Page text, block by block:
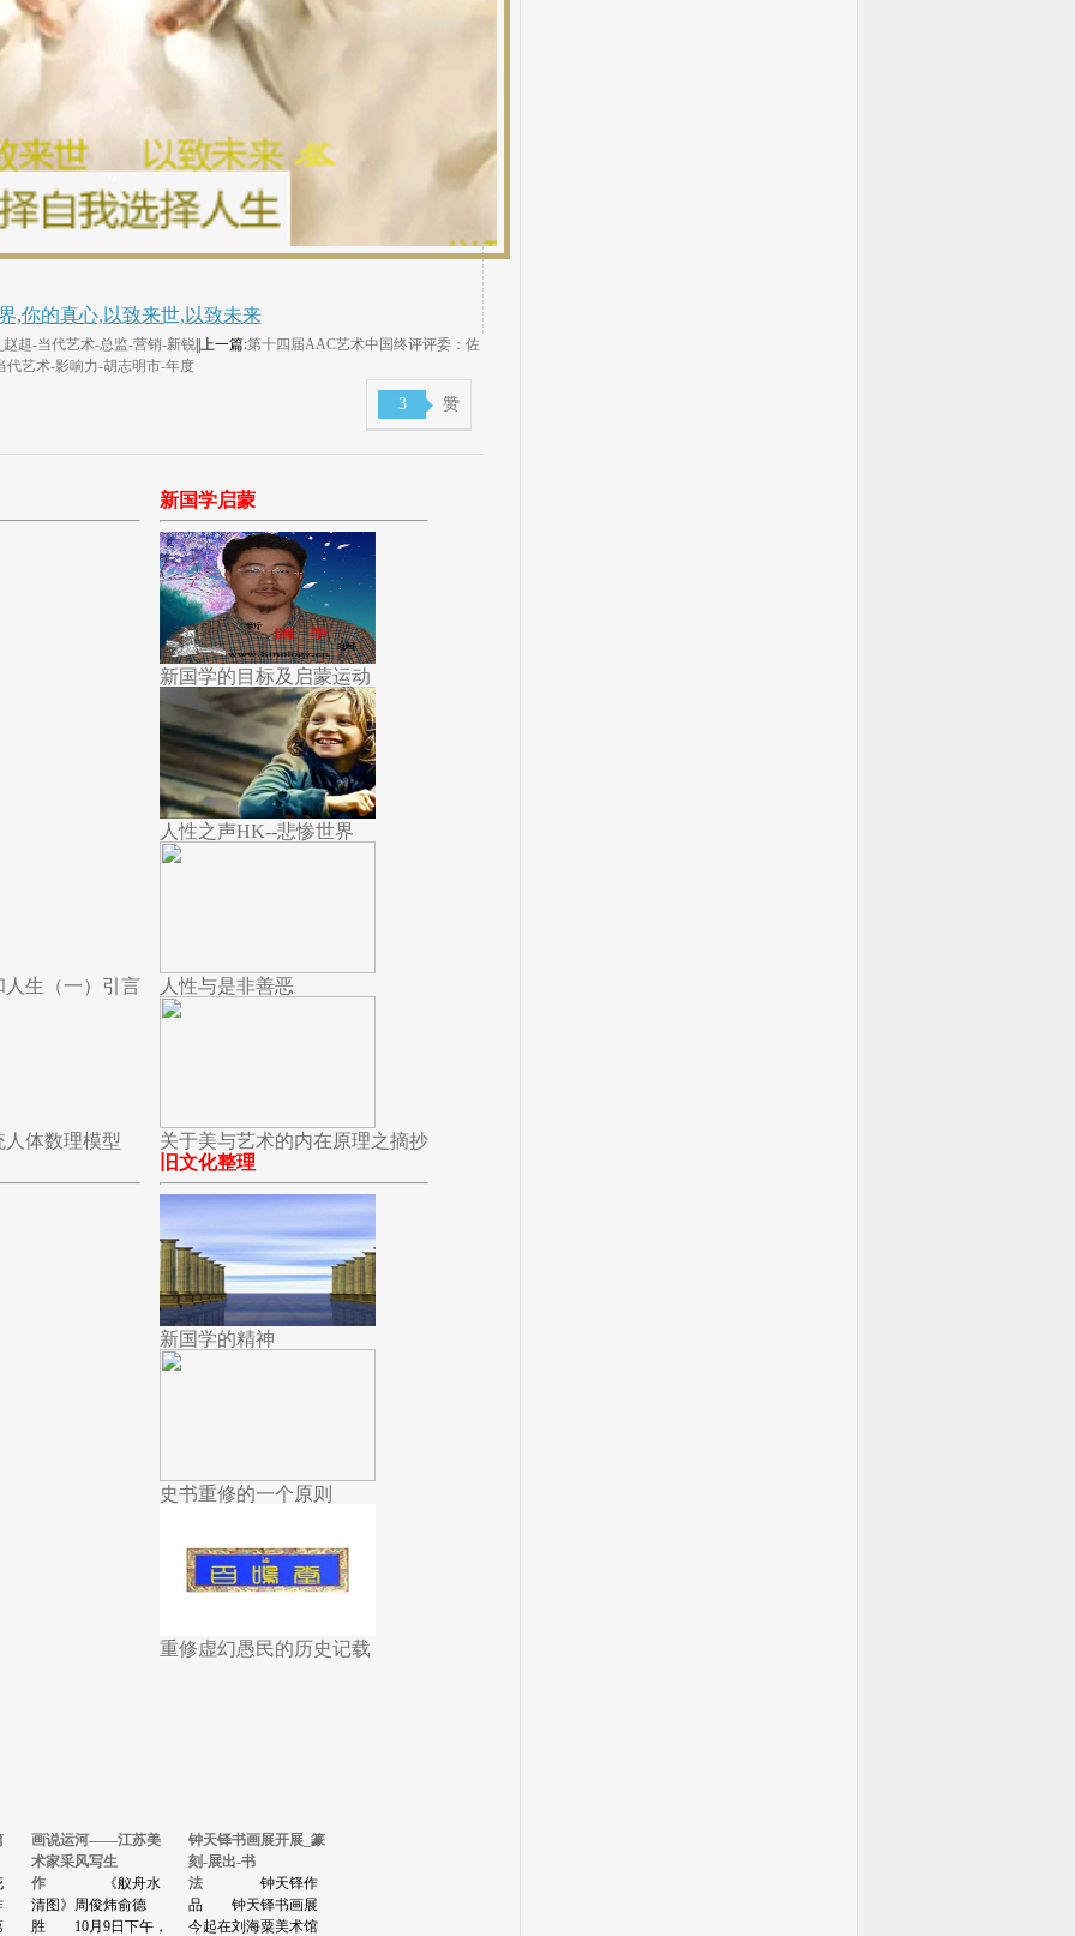
,你的真心,以致来世,以致未来
趄-当代艺术-总监-营销-新锐 ||上一篇:第十四届AAC艺术中国终评评委：佐
代艺术-影响力-胡志明市-年度
3 赞
生（一）引言
体数理模型
新国学启蒙
新国学的目标及启蒙运动
人性之声HK--悲惨世界
人性与是非善恶
关于美与艺术的内在原理之摘抄
旧文化整理
新国学的精神
史书重修的一个原则
重修虚幻愚民的历史记载
画说运河——江苏美
术家采风写生
作 《舣舟水
清图》周俊炜俞德
胜 10月9日下午，
钟天铎书画展开展_篆
刻-展出-书
法 钟天铎作
品 钟天铎书画展
今起在刘海粟美术馆